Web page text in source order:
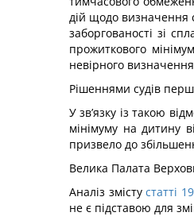
дій щодо визначення
заборгованості зі
прожиткового
невірного
Рішеннями судів
У зв’язку із такою
мінімуму на дитину
призвело до
Велика Палата
Аналіз змістустатті
не є підставою для